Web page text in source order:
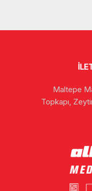
Maltepe
Topkapı,